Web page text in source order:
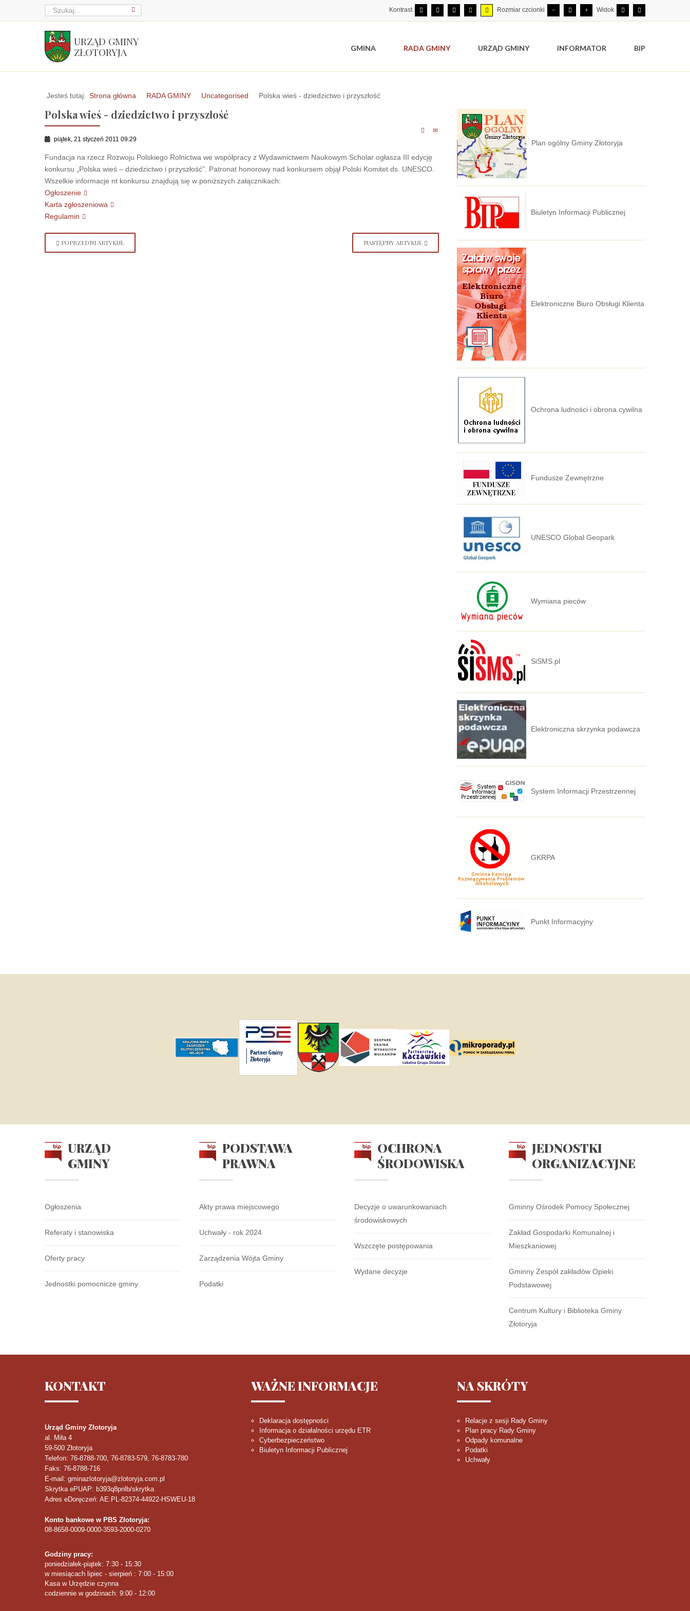
Kontrast Rozmiar czcionki Widok
URZĄD GMINY
ZŁOTORYJA
GMINA RADA GMINY URZĄD GMINY INFORMATOR BIP
Jesteś tutaj: Strona główna RADA GMINY Uncategorised Polska wieś - dziedzictwo i przyszłość
Polska wieś - dziedzictwo i przyszłość
piątek, 21 styczeń 2011 09:29
Fundacja na rzecz Rozwoju Polskiego Rolnictwa we współpracy z Wydawnictwem Naukowym Scholar ogłasza III edycję
konkursu „Polska wieś – dziedzictwo i przyszłość”. Patronat honorowy nad konkursem objął Polski Komitet ds. UNESCO.
Wszelkie informacje nt konkursu znajdują się w poniższych załącznikach:
Ogłoszenie
Karta zgłoszeniowa
Regulamin
POPRZEDNI ARTYKUŁ NASTĘPNY ARTYKUŁ
Plan ogólny Gminy Złotoryja
Biuletyn Informacji Publicznej
Elektroniczne Biuro Obsługi Klienta
Ochrona ludności i obrona cywilna
Fundusze Zewnętrzne
UNESCO Global Geopark
Wymiana pieców
SiSMS.pl
Elektroniczna skrzynka podawcza
System Informacji Przestrzennej
GKRPA
Punkt Informacyjny
URZĄD
GMINY
Ogłoszenia
Referaty i stanowiska
Oferty pracy
Jednostki pomocnicze gminy
PODSTAWA
PRAWNA
Akty prawa miejscowego
Uchwały - rok 2024
Zarządzenia Wójta Gminy
Podatki
OCHRONA
ŚRODOWISKA
Decyzje o uwarunkowaniach
środowiskowych
Wszczęte postępowania
Wydane decyzje
JEDNOSTKI
ORGANIZACYJNE
Gminny Ośrodek Pomocy Społecznej
Zakład Gospodarki Komunalnej i
Mieszkaniowej
Gminny Zespół zakładów Opieki
Podstawowej
Centrum Kultury i Biblioteka Gminy
Złotoryja
KONTAKT
Urząd Gminy Złotoryja
al. Miła 4
59-500 Złotoryja
Telefon: 76-8788-700, 76-8783-579, 76-8783-780
Faks: 76-8788-716
E-mail: gminazlotoryja@zlotoryja.com.pl
Skrytka ePUAP: b393q8pnlb/skrytka
Adres eDoręczeń: AE:PL-82374-44922-HSWEU-18
Konto bankowe w PBS Złotoryja:
08-8658-0009-0000-3593-2000-0270
Godziny pracy:
poniedziałek-piątek: 7:30 - 15:30
w miesiącach lipiec - sierpień : 7:00 - 15:00
Kasa w Urzędzie czynna
codziennie w godzinach: 9:00 - 12:00
WAŻNEINFORMACJE
Deklaracja dostępności
Informacja o działalności urzędu ETR
Cyberbezpieczeństwo
Biuletyn Informacji Publicznej
NA SKRÓTY
Relacje z sesji Rady Gminy
Plan pracy Rady Gminy
Odpady komunalne
Podatki
Uchwały